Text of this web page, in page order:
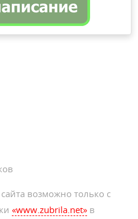
возможно только с
«www.zubrila.net» в